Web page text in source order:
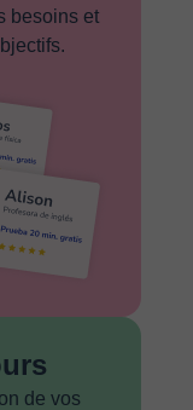
besoins et
de vos